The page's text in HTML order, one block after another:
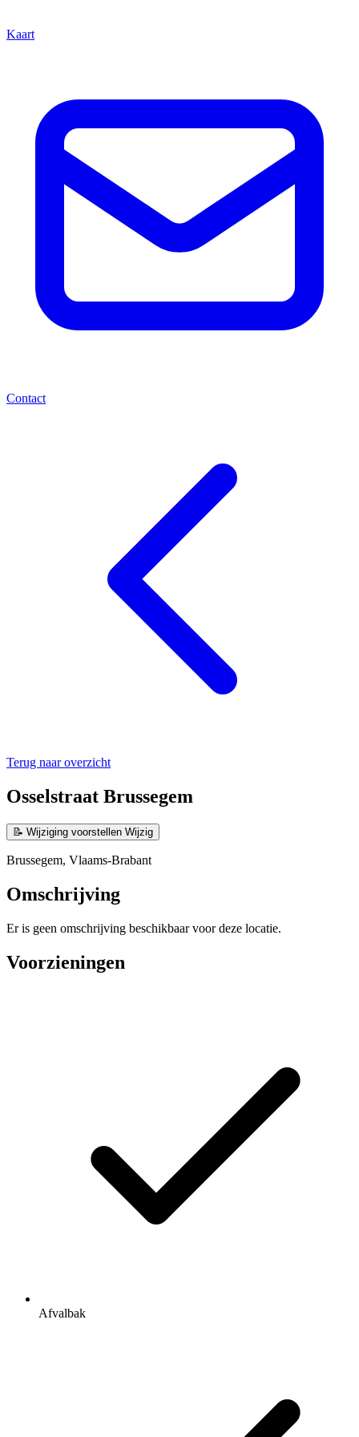
Kaart
Contact
Terug naar overzicht
Osselstraat Brussegem
📝 Wijziging voorstellen Wijzig
Brussegem, Vlaams-Brabant
Omschrijving
Er is geen omschrijving beschikbaar voor deze locatie.
Voorzieningen
Afvalbak